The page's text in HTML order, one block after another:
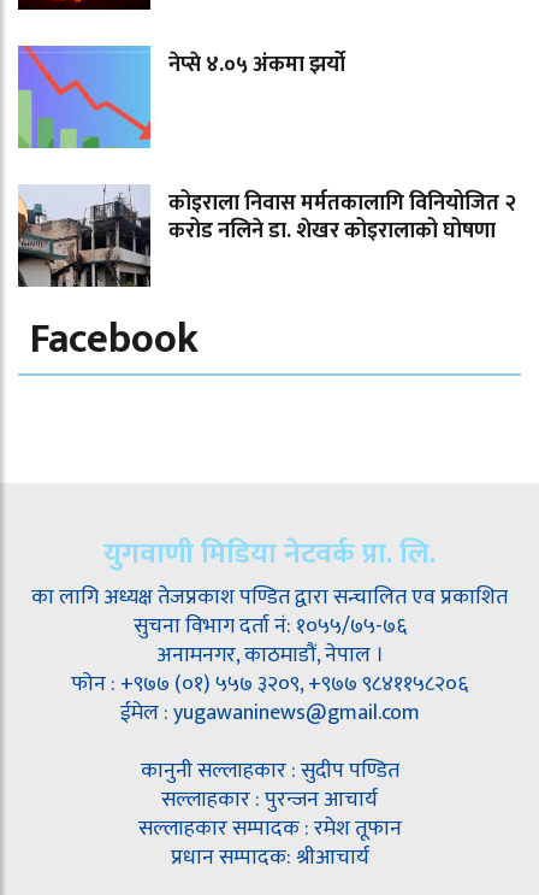
नेप्से ४.०५ अंकमा झर्यो
कोइराला निवास मर्मतकालागि विनियोजित २
करोड नलिने डा. शेखर कोइरालाको घोषणा
Facebook
युगवाणी मिडिया नेटवर्क प्रा. लि.
का लागि अध्यक्ष तेजप्रकाश पण्डित द्वारा सन्चालित एव प्रकाशित
सुचना विभाग दर्ता नं: १०५५/७५-७६
अनामनगर, काठमाडौं, नेपाल ।
फोन : +९७७ (०१) ५५७ ३२०९, +९७७ ९८४११५८२०६
ईमेल : yugawaninews@gmail.com
कानुनी सल्लाहकार : सुदीप पण्डित
सल्लाहकार : पुरन्जन आचार्य
सल्लाहकार सम्पादक : रमेश तूफान
प्रधान सम्पादक: श्रीआचार्य